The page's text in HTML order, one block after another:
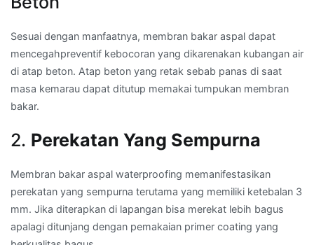
Sesuai dengan manfaatnya, membran bakar aspal dapat
mencegahpreventif kebocoran yang dikarenakan kubangan air
di atap beton. Atap beton yang retak sebab panas di saat
masa kemarau dapat ditutup memakai tumpukan membran
bakar.
2. Perekatan Yang Sempurna
Membran bakar aspal waterproofing memanifestasikan
perekatan yang sempurna terutama yang memiliki ketebalan 3
mm. Jika diterapkan di lapangan bisa merekat lebih bagus
apalagi ditunjang dengan pemakaian primer coating yang